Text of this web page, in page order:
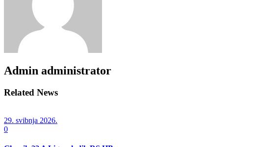
Admin administrator
Related News
29. svibnja 2026.
0